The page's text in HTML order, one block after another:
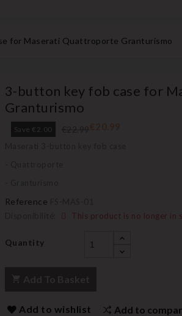
for Maserati Quattroporte Granturismo
3-button key fob case for
Granturismo
Save €2.00
Reference
This product is no longer in
Quantity
Add to wishlist Add to